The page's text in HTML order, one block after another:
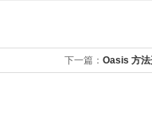
下一篇： Oasis 方法